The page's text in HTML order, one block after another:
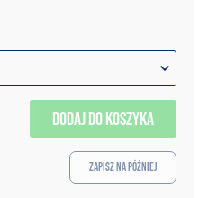
DODAJ DO KOSZYKA
Zapisz na później